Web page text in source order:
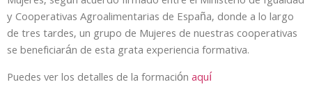
y Cooperativas Agroalimentarias de España, donde a lo largo
de tres tardes, un grupo de Mujeres de nuestras cooperativas
se beneficiarán de esta grata experiencia formativa.
Puedes ver los detalles de la formaciónaquí